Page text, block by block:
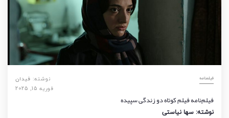
فیلمنامه نوشته: فیدان
فوریه 15, 2025
فیلم‌نامه فیلم کوتاه دو زندگی سپیده
نوشته: سها نیاستی